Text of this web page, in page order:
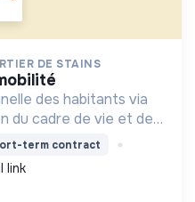
DE STAINS
des habitants via
du cadre de vie et des
sur la ville de
nord)
term contract
link